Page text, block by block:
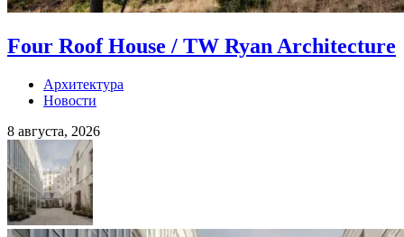
Four Roof House / TW Ryan Architecture
Архитектура
Новости
8 августа, 2026